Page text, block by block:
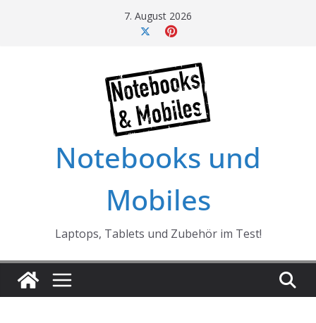
7. August 2026
Notebooks und
Mobiles
Laptops, Tablets und Zubehör im Test!